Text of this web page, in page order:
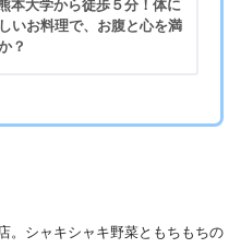
本大学から徒歩５分！体に
いお料理で、お腹と心を満
？
。シャキシャキ野菜ともちもちの